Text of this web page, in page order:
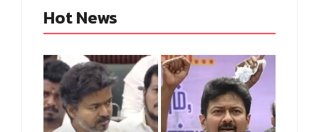
Hot News